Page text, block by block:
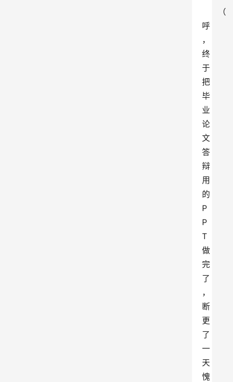
（
呼
，
终
于
把
毕
业
论
文
答
辩
用
的
P
P
T
做
完
了
，
断
更
了
一
天
愧